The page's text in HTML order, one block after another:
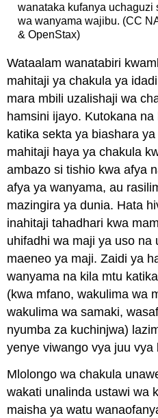
wanataka kufanya
wa wanyama wajibu. (CC
& OpenStax)
Wataalam wanatabiri
mahitaji ya chakula ya
mara mbili uzalishaji wa
hamsini ijayo. Kutokana
katika sekta ya biashara
mahitaji haya ya chakula
ambazo si tishio kwa afya
afya ya wanyama, au
mazingira ya dunia. Hata
inahitaji tahadhari kwa
uhifadhi wa maji ya uso na
maeneo ya maji. Zaidi ya
wanyama na kila mtu
(kwa mfano, wakulima wa
wakulima wa samaki,
nyumba za kuchinjwa)
yenye viwango vya juu vya
Mlolongo wa chakula
wakati unalinda ustawi wa
maisha ya watu